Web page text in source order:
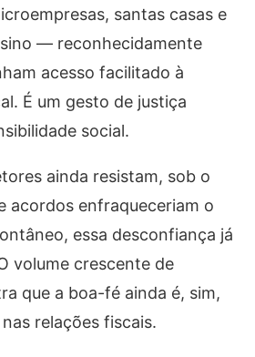
santas casas e
— reconhecidamente
acesso facilitado à
É um gesto de justiça
social.
ainda resistam, sob o
acordos enfraqueceriam o
essa desconfiança já
volume crescente de
que a boa-fé ainda é, sim,
relações fiscais.